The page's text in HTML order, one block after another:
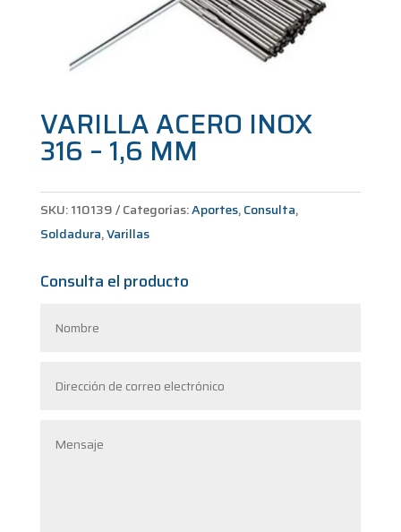
VARILLA ACERO INOX
316 – 1,6 MM
SKU:110139 Categorías:Aportes,Consulta,
Soldadura,Varillas
Consulta el producto